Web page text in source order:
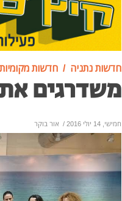
חדשות נתניה חדשות מקומיות
משדרגים את
חמישי, 14 יולי 2016 / אור בוקר